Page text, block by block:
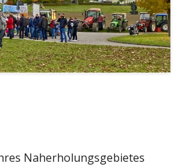
Naherholungsgebietes